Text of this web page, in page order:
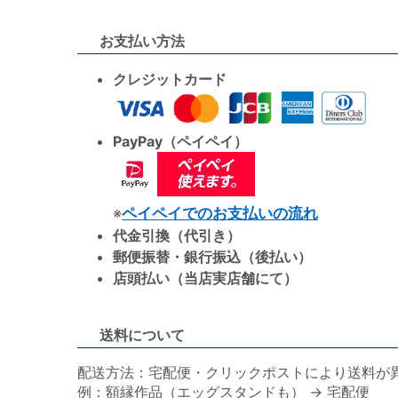
お支払い方法
クレジットカード
PayPay（ペイペイ）
※ペイペイでのお支払いの流れ
代金引換（代引き）
郵便振替・銀行振込（後払い）
店頭払い（当店実店舗にて）
送料について
配送方法：宅配便・クリックポストにより送料が
例：額縁作品（エッグスタンドも） → 宅配便